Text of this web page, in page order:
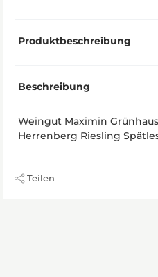
Produktbeschreibung
Beschreibung
Weingut Maximin
Herrenberg Riesling
Teilen